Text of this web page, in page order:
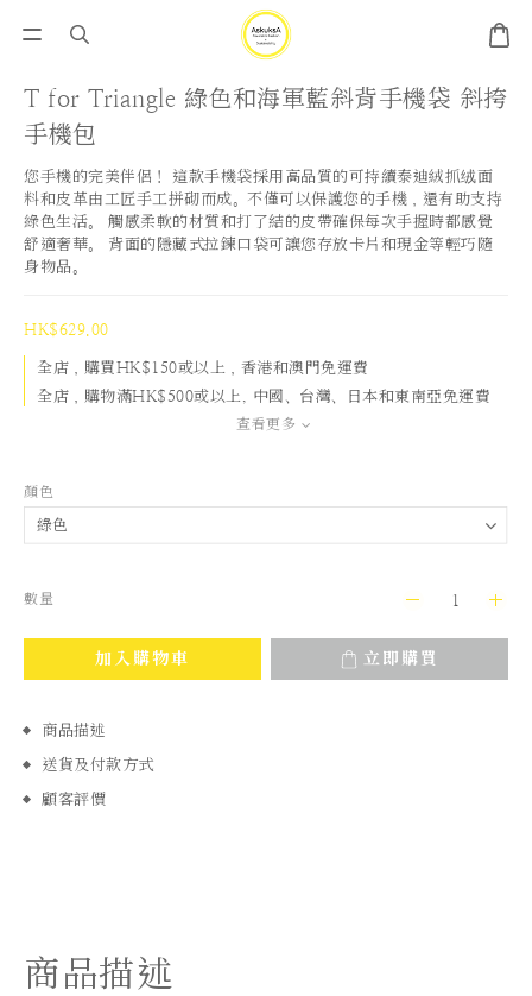
T for Triangle 綠色和海軍藍斜背手機袋 斜挎
手機包
您手機的完美伴侶！ 這款手機袋採用高品質的可持續泰迪絨抓绒面
料和皮革由工匠手工拼砌而成。不僅可以保護您的手機，還有助支持
綠色生活。 觸感柔軟的材質和打了結的皮帶確保每次手握時都感覺
舒適奢華。 背面的隱藏式拉鍊口袋可讓您存放卡片和現金等輕巧隨
身物品。
HK$629.00
全店，購買HK$150或以上，香港和澳門免運費
全店，購物滿HK$500或以上, 中國、台灣、日本和東南亞免運費
查看更多
顏色
數量
加入購物車 立即購買
商品描述
送貨及付款方式
顧客評價
商品描述